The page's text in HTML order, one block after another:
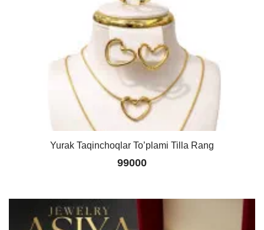
Yurak Taqinchoqlar To’plami Tilla Rang
99000